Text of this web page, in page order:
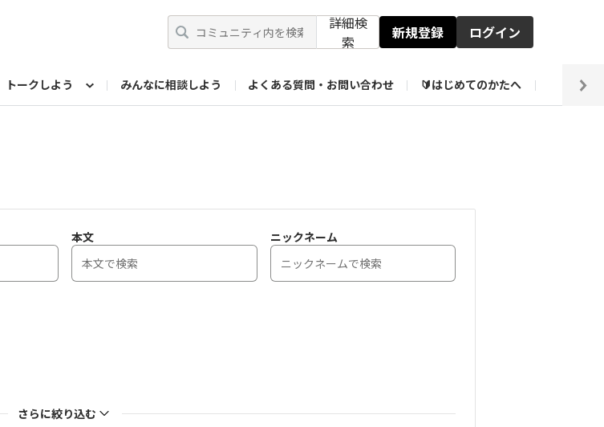
詳細検
索
新規登録 ログイン
トークしよう みんなに相談しよう よくある質問・お問い合わせ 🔰はじめてのかたへ 編集
本文 ニックネーム
さらに絞り込む